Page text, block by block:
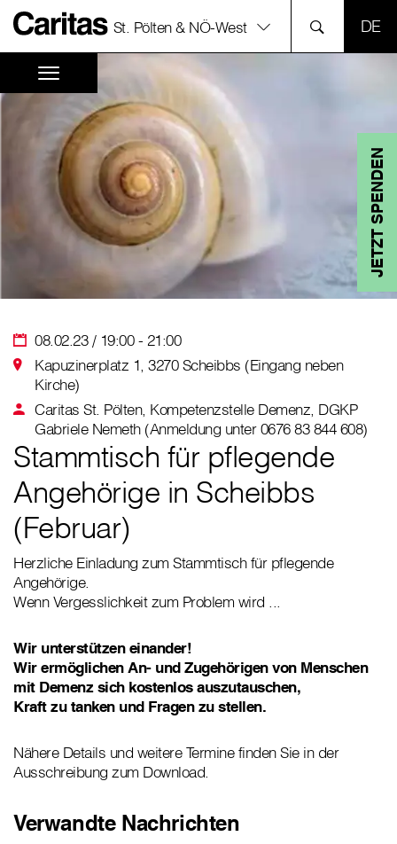
St. Pölten & NÖ-West
JETZT SPENDEN
08.02.23 / 19:00 - 21:00
Kapuzinerplatz 1, 3270 Scheibbs (Eingang neben
Kirche)
Caritas St. Pölten, Kompetenzstelle Demenz, DGKP
Gabriele Nemeth (Anmeldung unter 0676 83 844 608)
Stammtisch für pflegende
Angehörige in Scheibbs
(Februar)
Herzliche Einladung zum Stammtisch für pflegende
Angehörige.
Wenn Vergesslichkeit zum Problem wird ...
Wir unterstützen einander!
Wir ermöglichen An- und Zugehörigen von Menschen
mit Demenz sich kostenlos auszutauschen,
Kraft zu tanken und Fragen zu stellen.
Nähere Details und weitere Termine finden Sie in der
Ausschreibung zum Download.
Verwandte Nachrichten